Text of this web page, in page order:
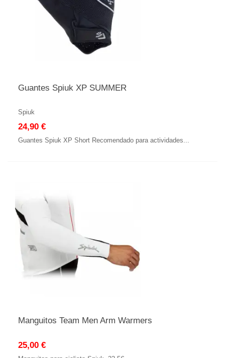
Guantes Spiuk XP SUMMER
Spiuk
24,90 €
Guantes Spiuk XP Short Recomendado para actividades...
Manguitos Team Men Arm Warmers
25,00 €